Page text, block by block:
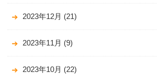
2023年12月 (21)
2023年11月 (9)
2023年10月 (22)